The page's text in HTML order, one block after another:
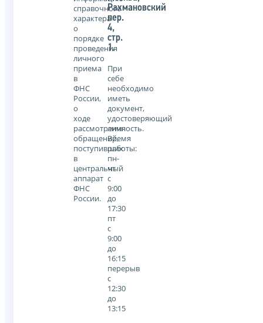
справочного
характера
о
порядке
проведения
личного
приема
в
ФНС
России,
о
ходе
рассмотрения
обращений,
поступивших
в
центральный
аппарат
ФНС
России.
Рахмановский
пер.
4,
стр.
1.
При
себе
необходимо
иметь
документ,
удостоверяющий
личность.
Время
работы:
пн-
чт
с
9:00
до
17:30
пт
с
9:00
до
16:15
перерыв
с
12:30
до
13:15